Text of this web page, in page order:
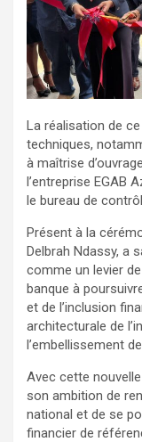
La réalisation de
techniques,
à maîtrise
l’entreprise EGAB
le bureau de
Présent à la
Delbrah Ndassy, a
comme un levier
banque à
et de l’inclusion
architecturale de
l’embellissement
Avec cette
son ambition de
national et de se
financier de